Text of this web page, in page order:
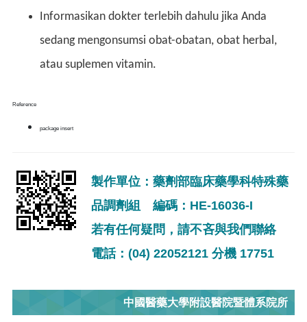
Informasikan dokter terlebih dahulu jika Anda
sedang mengonsumsi obat-obatan, obat herbal,
atau suplemen vitamin.
Reference
package insert
製作單位：藥劑部臨床藥學科特殊藥
品調劑組 編碼：HE-16036-I
若有任何疑問，請不吝與我們聯絡
電話：(04) 22052121 分機 17751
中國醫藥大學附設醫院暨體系院所